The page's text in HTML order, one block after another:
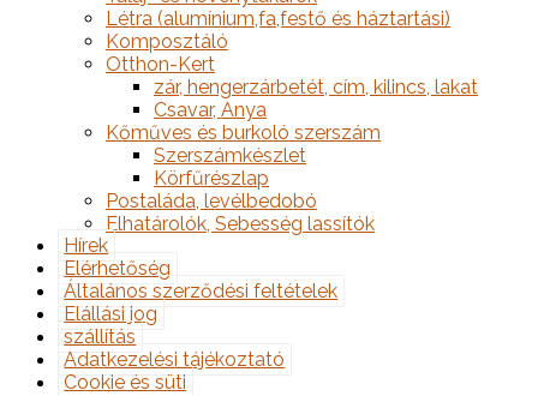
Létra (alumínium,fa,festő és háztartási)
Komposztáló
Otthon-Kert
zár, hengerzárbetét, cím, kilincs, lakat
Csavar, Anya
Kőműves és burkoló szerszám
Szerszámkészlet
Körfűrészlap
Postaláda, levélbedobó
Elhatárolók, Sebesség lassítók
Hírek
Elérhetőség
Általános szerződési feltételek
Elállási jog
szállítás
Adatkezelési tájékoztató
Cookie és süti